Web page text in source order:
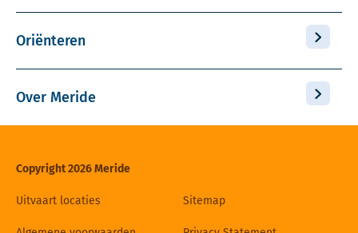
Oriënteren
Over Meride
Copyright 2026 Meride
Uitvaart locaties Sitemap